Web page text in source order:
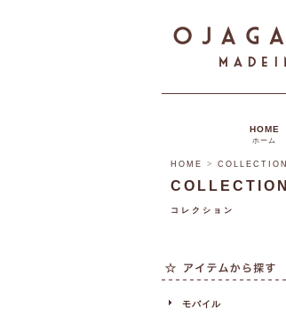
HOME
ホーム
HOME > COLLECTION
COLLECTION
コレクション
モバイル